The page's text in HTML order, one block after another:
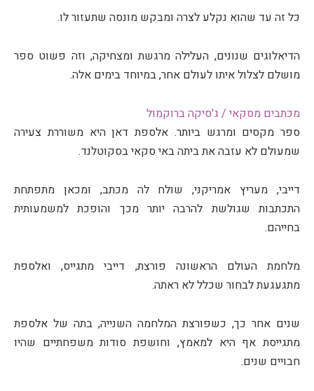
כל זה עד שהוא נקלע לצרה ומבקש מונסה שתעזור לו.
הדיאלוגים שנונים, העלילה מרגשת ומצחיקה, וזה פשוט ספר
מושלם לצלול איתו לעולם אחר, במיוחד בימים אלה.
מכתבים מסקאי / ג'סיקה ברוקמול
ספר מקסים ומרגש ביותר. אלספת דאן היא משוררת צעירה
שמעולם לא עזבה את ביתה באי סקאי בסקוטלנד.
דייבי, מעריץ אמריקני, שולח לה מכתב, ומכאן מתפתחת
התכתבות שגולשת להרבה יותר מכך והופכת למשמעותית
בחייהם.
מלחמת העולם הראשונה פורצת, דייבי מתגייס, ואלספת
מתגעגעת לבחור שכלל לא ראתה.
שנים אחר כך, כשפורצת המלחמה השנייה, בתה של אלספת
מתגייסת אף היא למאמץ, וחושפת סודות משפחתיים שהיו
חבויים שנים.